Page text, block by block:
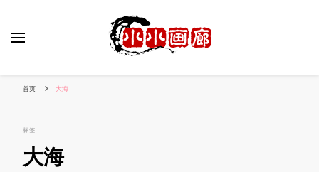
首页 大海
标签
大海